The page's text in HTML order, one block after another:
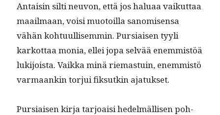
Antaisin silti neu­von, että jos halu­aa vaikut­taa
maail­maan, voisi muo­toil­la sanomisen­sa
vähän kohtu­ullisem­min. Pur­si­aisen tyyli
karkot­taa monia, ellei jopa selvää enem­mistöä
luk­i­joista. Vaik­ka minä riemas­tu­in, enem­mistö
var­maankin tor­jui fik­sutkin ajatukset.
Pur­si­aisen kir­ja tar­joaisi hedelmäl­lisen poh­